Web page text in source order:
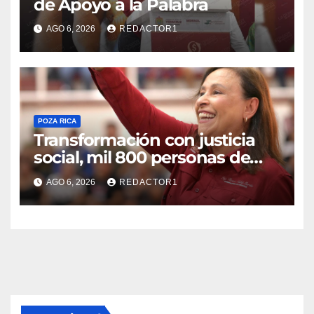
de Apoyo a la Palabra
AGO 6, 2026 REDACTOR1
POZA RICA
Transformación con justicia
social, mil 800 personas de
siete municipios reciben
Apoyo a la Palabra: Rocío
Nahle
AGO 6, 2026 REDACTOR1